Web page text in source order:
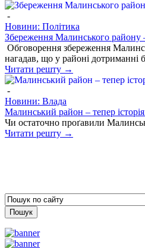
-
Новини: Політика
Збереження Малинського району
Обговорення збереження
нагадав, що у районі дотриманні
Читати решту →
-
Новини: Влада
Малинський район – тепер
Чи остаточно проґавили
Читати решту →